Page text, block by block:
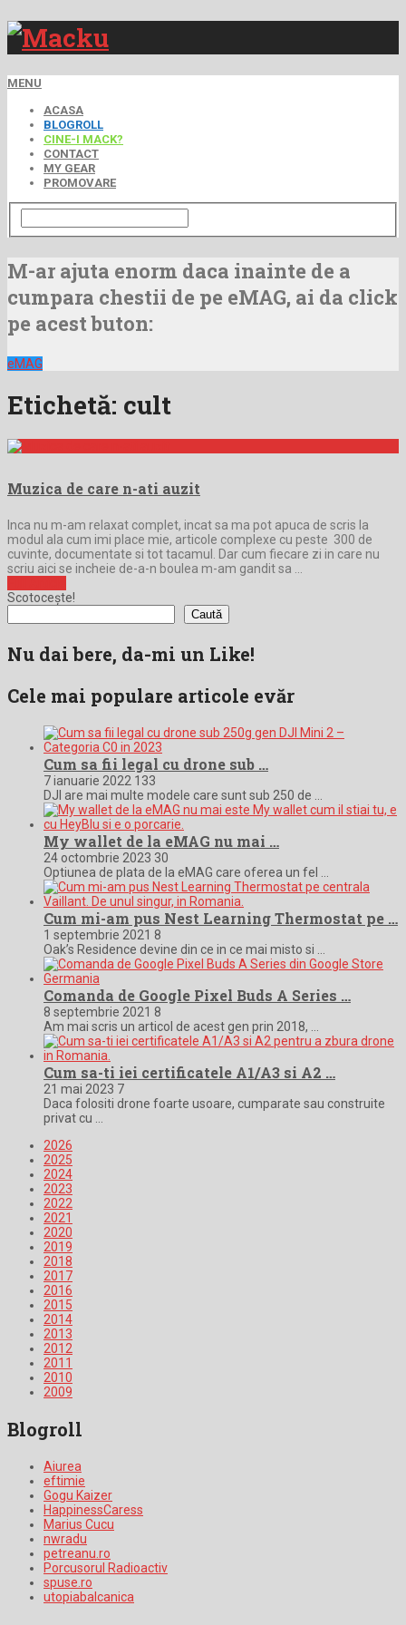
MENU
ACASA
BLOGROLL
CINE-I MACK?
CONTACT
MY GEAR
PROMOVARE
M-ar ajuta enorm daca inainte de a
cumpara chestii de pe eMAG, ai da click
pe acest buton:
eMAG
Etichetă: cult
Muzica de care n-ati auzit
Inca nu m-am relaxat complet, incat sa ma pot apuca de scris la
modul ala cum imi place mie, articole complexe cu peste 300 de
cuvinte, documentate si tot tacamul. Dar cum fiecare zi in care nu
scriu aici se incheie de-a-n boulea m-am gandit sa …
Scotocește!
Caută
Nu dai bere, da-mi un Like!
Cele mai populare articole evăr
Cum sa fii legal cu drone sub …
7 ianuarie 2022 133
DJI are mai multe modele care sunt sub 250 de …
My wallet de la eMAG nu mai …
24 octombrie 2023 30
Optiunea de plata de la eMAG care oferea un fel …
Cum mi-am pus Nest Learning Thermostat pe …
1 septembrie 2021 8
Oak’s Residence devine din ce in ce mai misto si …
Comanda de Google Pixel Buds A Series …
8 septembrie 2021 8
Am mai scris un articol de acest gen prin 2018, …
Cum sa-ti iei certificatele A1/A3 si A2 …
21 mai 2023 7
Daca folositi drone foarte usoare, cumparate sau construite
privat cu …
2026
2025
2024
2023
2022
2021
2020
2019
2018
2017
2016
2015
2014
2013
2012
2011
2010
2009
Blogroll
Aiurea
eftimie
Gogu Kaizer
HappinessCaress
Marius Cucu
nwradu
petreanu.ro
Porcusorul Radioactiv
spuse.ro
utopiabalcanica